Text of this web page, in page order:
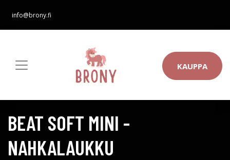
info@brony.fi
KAUPPA
BEAT SOFT MINI -
NAHKALAUKKU